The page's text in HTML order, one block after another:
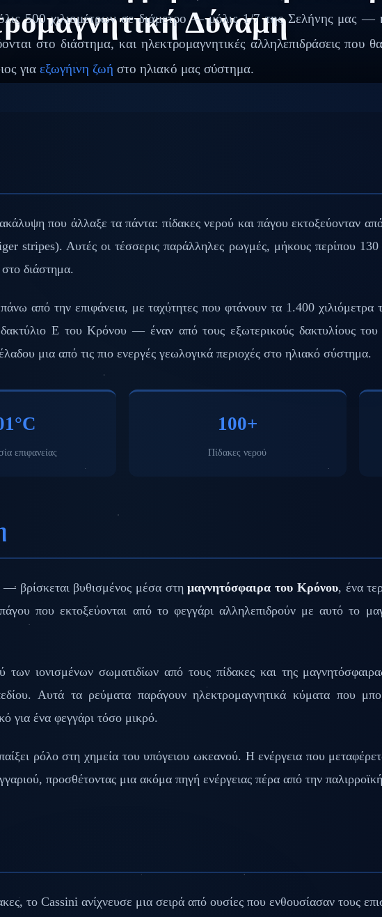
Δύναμη
500 χιλιομέτρων σε διάμετρο — μόλις 1/7 της Σελήνης μας
στο διάστημα, και ηλεκτρομαγνητικές αλληλεπιδράσεις που
για εξωγήινη ζωή στο ηλιακό μας σύστημα.
που άλλαξε τα πάντα: πίδακες νερού και πάγου εκτοξεύονταν
stripes). Αυτές οι τέσσερις παράλληλες ρωγμές, μήκους περίπου 130
διάστημα.
από την επιφάνεια, με ταχύτητες που φτάνουν τα 1.400
Ε του Κρόνου — έναν από τους εξωτερικούς δακτυλίους
μια από τις πιο ενεργές γεωλογικά περιοχές στο ηλιακό σύστημα.
επιφανείας
100+
Πίδακες νερού
— βρίσκεται βυθισμένος μέσα στημαγνητόσφαιρα του Κρόνου, ένα
που εκτοξεύονται από το φεγγάρι αλληλεπιδρούν με αυτό το
ιονισμένων σωματιδίων από τους πίδακες και της
Αυτά τα ρεύματα παράγουν ηλεκτρομαγνητικά κύματα που
για ένα φεγγάρι τόσο μικρό.
ρόλο στη χημεία του υπόγειου ωκεανού. Η ενέργεια που
προσθέτοντας μια ακόμα πηγή ενέργειας πέρα από την
το Cassini ανίχνευσε μια σειρά από ουσίες που ενθουσίασαν τους